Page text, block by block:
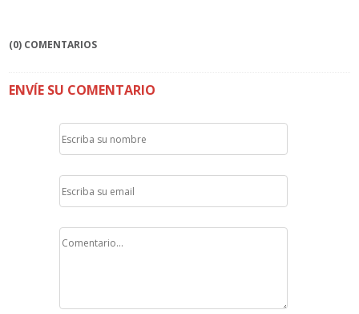
(0) COMENTARIOS
ENVÍE SU COMENTARIO